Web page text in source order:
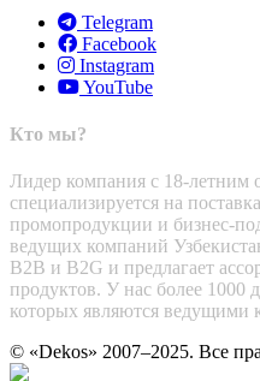
Telegram
Facebook
Instagram
YouTube
Кто мы?
Лидер компания с 18-летним
специализируется на
промопродукции и бизнес-
ведущих компаний
B2B и B2G и предлагает
продуктов. У нас более 1000
которых являются ведущими
© «Dekos» 2007–2025. Все